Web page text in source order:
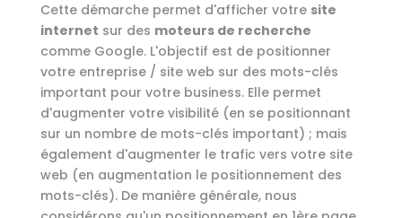
Cette démarche permet d'afficher votre site
internet sur des moteurs de recherche
comme Google. L'objectif est de positionner
votre entreprise / site web sur des mots-clés
important pour votre business. Elle permet
d'augmenter votre visibilité (en se positionnant
sur un nombre de mots-clés important) ; mais
également d'augmenter le trafic vers votre site
web (en augmentation le positionnement des
mots-clés). De manière générale, nous